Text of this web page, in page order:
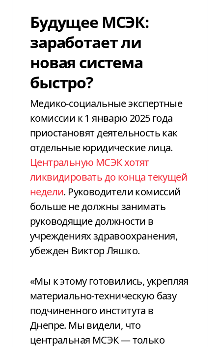
Будущее МСЭК:
заработает ли
новая система
быстро?
Медико-социальные экспертные
комиссии к 1 январю 2025 года
приостановят деятельность как
отдельные юридические лица.
Центральную МСЭК хотят
ликвидировать до конца текущей
недели. Руководители комиссий
больше не должны занимать
руководящие должности в
учреждениях здравоохранения,
убежден Виктор Ляшко.
«Мы к этому готовились, укрепляя
материально-техническую базу
подчиненного института в
Днепре. Мы видели, что
центральная МСЭК — только